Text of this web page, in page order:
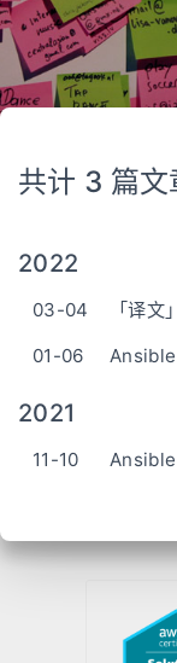
共计 3 篇文
2022
03-04
「译
01-06
Ansible
2021
11-10 Ansible